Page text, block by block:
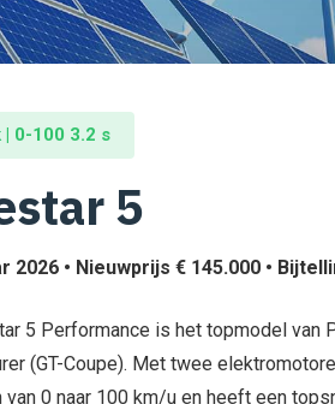
| 0-100 3.2 s
5
2026 • Nieuwprijs € 145.000 •
5 Performance is het topmodel van
(GT-Coupe). Met twee
van 0 naar 100 km/u en heeft een